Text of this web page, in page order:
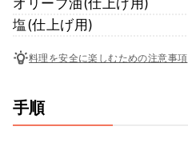
オリーブ油(仕上げ用)
塩(仕上げ用)
料理を安全に楽しむための注意事項
手順